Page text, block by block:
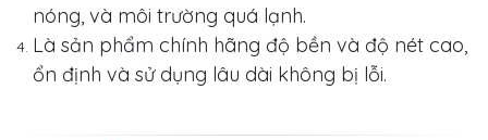
nóng, và môi trường quá lạnh.
Là sản phẩm chính hãng độ bền và độ nét cao,
ổn định và sử dụng lâu dài không bị lỗi.